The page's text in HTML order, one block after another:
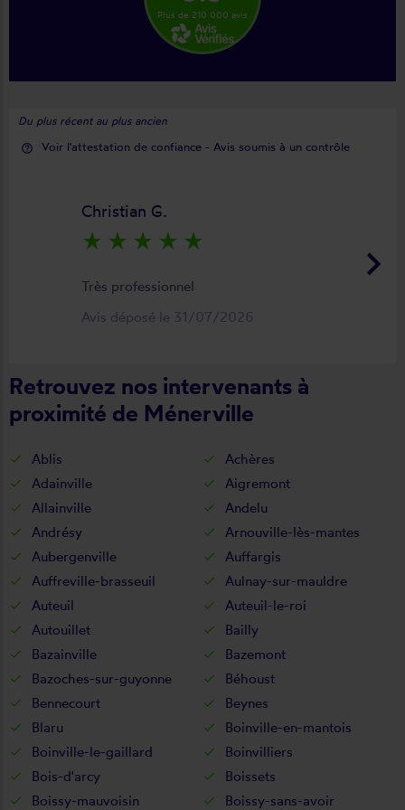
Plus de 210 000 avis
Du plus récent au plus ancien
help_outline Voir l'attestation de confiance - Avis soumis à un contrôle
keyboard_arrow_right
Christian G.
star_rate star_rate star_rate star_rate star_rate
Très professionnel
Avis déposé le 31/07/2026
Retrouvez nos intervenants à
proximité de Ménerville
Ablis
Achères
Adainville
Aigremont
Allainville
Andelu
Andrésy
Arnouville-lès-mantes
Aubergenville
Auffargis
Auffreville-brasseuil
Aulnay-sur-mauldre
Auteuil
Auteuil-le-roi
Autouillet
Bailly
Bazainville
Bazemont
Bazoches-sur-guyonne
Béhoust
Bennecourt
Beynes
Blaru
Boinville-en-mantois
Boinville-le-gaillard
Boinvilliers
Bois-d'arcy
Boissets
Boissy-mauvoisin
Boissy-sans-avoir